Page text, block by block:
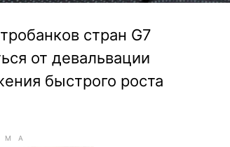
стран G7
от девальвации
быстрого роста